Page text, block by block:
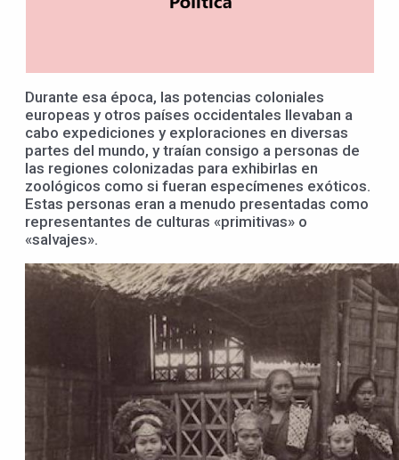
Durante esa época, las potencias coloniales
europeas y otros países occidentales llevaban a
cabo expediciones y exploraciones en diversas
partes del mundo, y traían consigo a personas de
las regiones colonizadas para exhibirlas en
zoológicos como si fueran especímenes exóticos.
Estas personas eran a menudo presentadas como
representantes de culturas «primitivas» o
«salvajes».